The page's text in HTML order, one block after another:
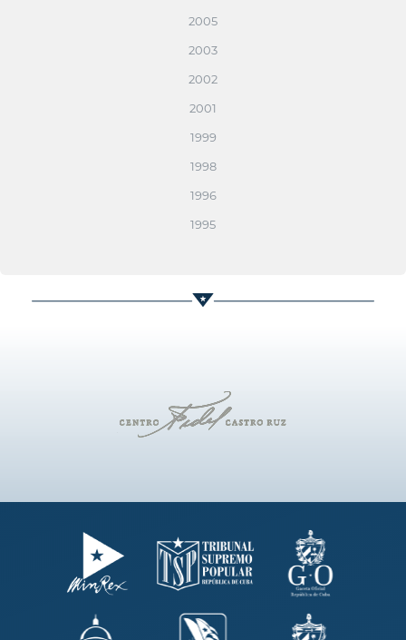
2005
2003
2002
2001
1999
1998
1996
1995